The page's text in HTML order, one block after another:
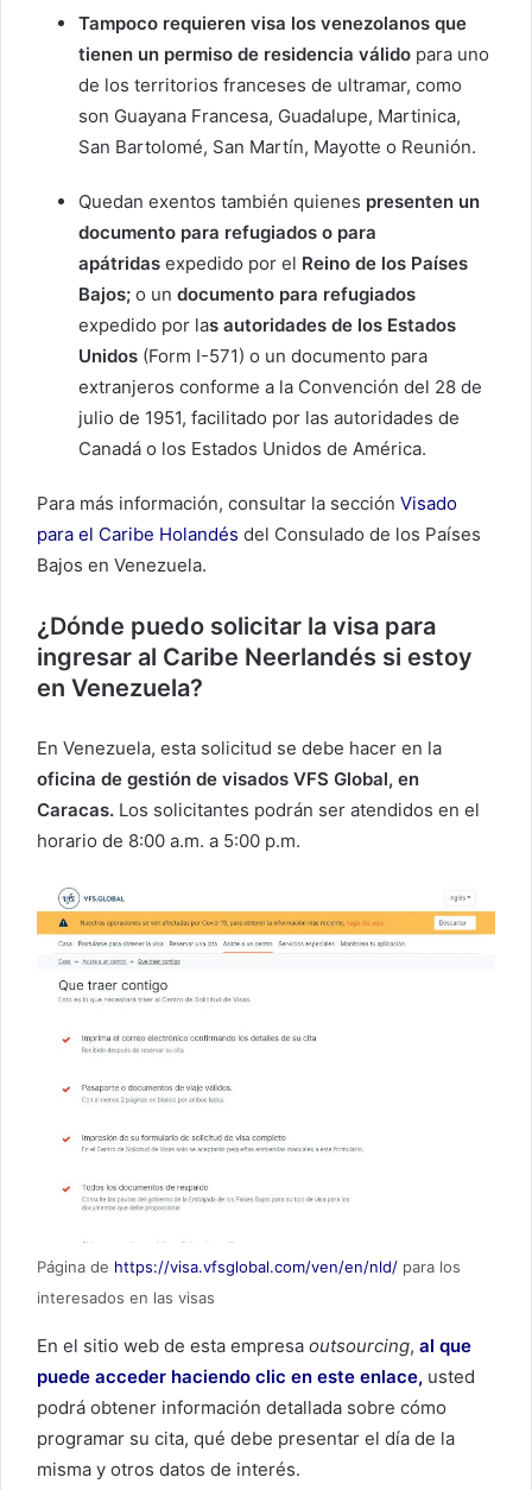
Tampoco requieren visa los venezolanos que
tienen un permiso de residencia válido para uno
de los territorios franceses de ultramar, como
son Guayana Francesa, Guadalupe, Martinica,
San Bartolomé, San Martín, Mayotte o Reunión.
Quedan exentos también quienes presenten un
documento para refugiados o para
apátridas expedido por el Reino de los Países
Bajos; o un documento para refugiados
expedido por las autoridades de los Estados
Unidos (Form I-571) o un documento para
extranjeros conforme a la Convención del 28 de
julio de 1951, facilitado por las autoridades de
Canadá o los Estados Unidos de América.
Para más información, consultar la sección Visado
para el Caribe Holandés del Consulado de los Países
Bajos en Venezuela.
¿Dónde puedo solicitar la visa para
ingresar al Caribe Neerlandés si estoy
en Venezuela?
En Venezuela, esta solicitud se debe hacer en la
oficina de gestión de visados VFS Global, en
Caracas. Los solicitantes podrán ser atendidos en el
horario de 8:00 a.m. a 5:00 p.m.
Página de https://visa.vfsglobal.com/ven/en/nld/ para los
interesados en las visas
En el sitio web de esta empresa outsourcing, al que
puede acceder haciendo clic en este enlace, usted
podrá obtener información detallada sobre cómo
programar su cita, qué debe presentar el día de la
misma y otros datos de interés.